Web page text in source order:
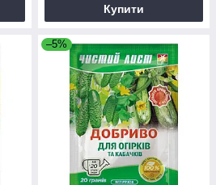
Купити
–5%